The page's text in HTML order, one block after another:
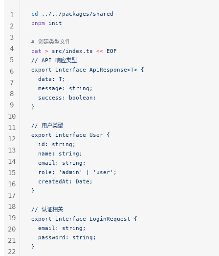
cd ../../packages/shared
pnpm init
# 创建类型文件
cat > src/index.ts << EOF
// API 响应类型
export interface ApiResponse<T> {
  data: T;
  message: string;
  success: boolean;
}
// 用户类型
export interface User {
  id: string;
  name: string;
  email: string;
  role: 'admin' | 'user';
  createdAt: Date;
}
// 认证相关
export interface LoginRequest {
  email: string;
  password: string;
}
1
2
3
4
5
6
7
8
9
10
11
12
13
14
15
16
17
18
19
20
21
22